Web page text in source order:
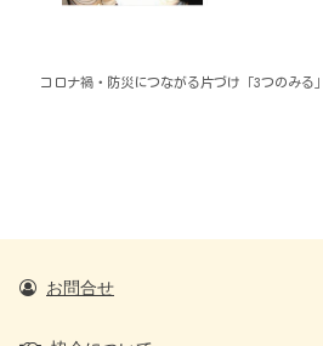
コロナ禍・防災につながる片づけ「3つのみる」
お問合せ